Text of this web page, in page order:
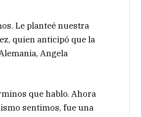
Le planteé nuestra
quien anticipó que la
Angela
que hablo. Ahora
sentimos, fue una